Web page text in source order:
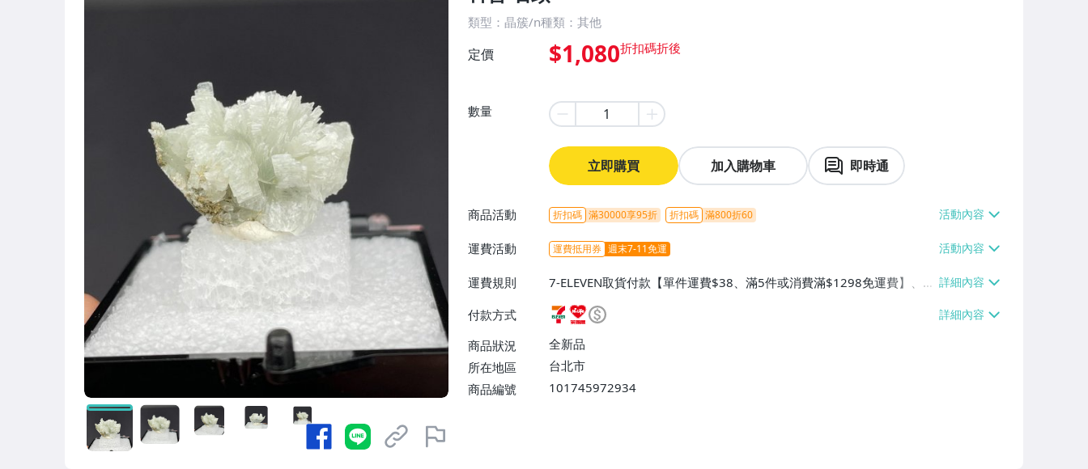
類型：晶簇/n種類：其他
定價 $1,080
數量
立即購買 加入購物車 即時通
商品活動 折扣碼 滿30000享95折 折扣碼 滿800折60
運費活動 運費抵用券 週末7-11免運
運費規則
7-ELEVEN取貨付款【單件運費$38、滿5件或消費滿$1298免運費】、7-
ELEVEN取貨不付款【免運費】、萊爾富取貨付款【單件運費$60、滿5件
或消費滿$1298免運費】、宅配/貨運【單件運費$120、滿5件或消費滿
$1598免運費】
付款方式
商品狀況
全新品
所在地區
台北市
商品編號
101745972934